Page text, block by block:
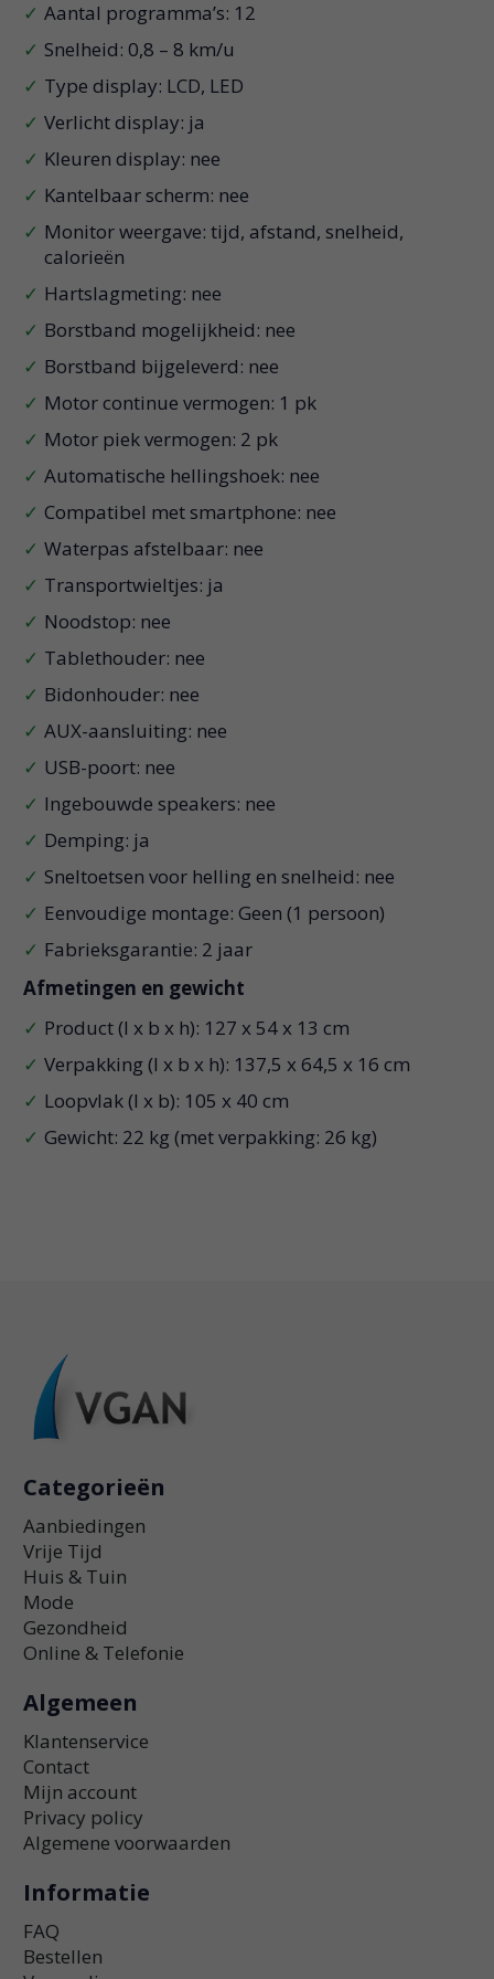
Aantal programma’s: 12
Snelheid: 0,8 – 8 km/u
Type display: LCD, LED
Verlicht display: ja
Kleuren display: nee
Kantelbaar scherm: nee
Monitor weergave: tijd, afstand, snelheid,
calorieën
Hartslagmeting: nee
Borstband mogelijkheid: nee
Borstband bijgeleverd: nee
Motor continue vermogen: 1 pk
Motor piek vermogen: 2 pk
Automatische hellingshoek: nee
Compatibel met smartphone: nee
Waterpas afstelbaar: nee
Transportwieltjes: ja
Noodstop: nee
Tablethouder: nee
Bidonhouder: nee
AUX-aansluiting: nee
USB-poort: nee
Ingebouwde speakers: nee
Demping: ja
Sneltoetsen voor helling en snelheid: nee
Eenvoudige montage: Geen (1 persoon)
Fabrieksgarantie: 2 jaar
Afmetingen en gewicht
Product (l x b x h): 127 x 54 x 13 cm
Verpakking (l x b x h): 137,5 x 64,5 x 16 cm
Loopvlak (l x b): 105 x 40 cm
Gewicht: 22 kg (met verpakking: 26 kg)
Categorieën
Aanbiedingen
Vrije Tijd
Huis & Tuin
Mode
Gezondheid
Online & Telefonie
Algemeen
Klantenservice
Contact
Mijn account
Privacy policy
Algemene voorwaarden
Informatie
FAQ
Bestellen